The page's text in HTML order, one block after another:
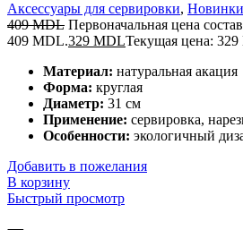
Аксессуары для сервировки,
409MDL Первоначальная цена
409 MDL.329 MDLТекущая цена:
Материал: натуральная акация
Форма: круглая
Диаметр: 31 см
Применение: сервировка,
Особенности: экологичный
Добавить в пожелания
В корзину
Быстрый просмотр